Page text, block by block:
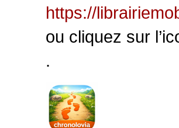
https://
ou cliquez sur
.